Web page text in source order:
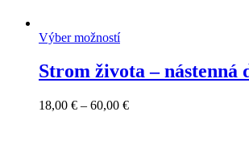
Výber možností
Strom života – nástenná
18,00 € – 60,00 €Price